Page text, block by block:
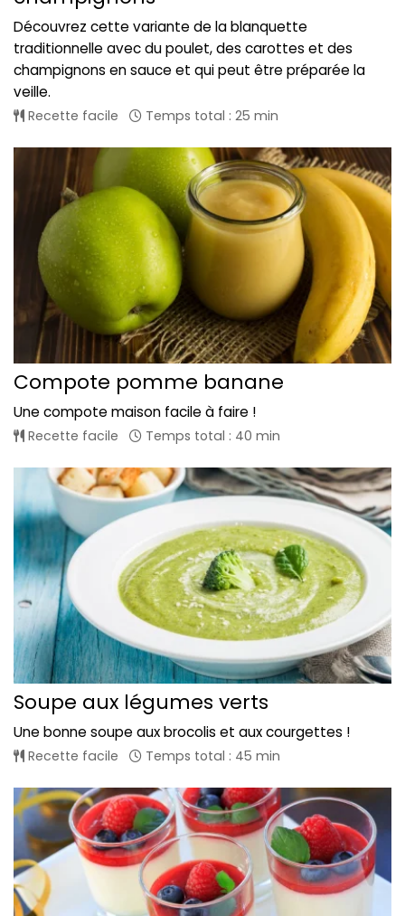
Découvrez cette variante de la blanquette
traditionnelle avec du poulet, des carottes et des
champignons en sauce et qui peut être préparée la
veille.
Recette facile Temps total : 25 min
Compote pomme banane
Une compote maison facile à faire !
Recette facile Temps total : 40 min
Soupe aux légumes verts
Une bonne soupe aux brocolis et aux courgettes !
Recette facile Temps total : 45 min